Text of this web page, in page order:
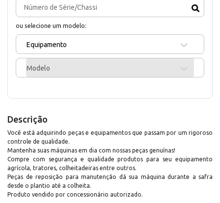
ou selecione um modelo:
Equipamento
Modelo
Descrição
Você está adquirindo peças e equipamentos que passam por um rigoroso
controle de qualidade.
Mantenha suas máquinas em dia com nossas peças genuínas!
Compre com segurança e qualidade produtos para seu equipamento
agrícola, tratores, colheitadeiras entre outros.
Peças de reposição para manutenção dá sua máquina durante a safra
desde o plantio até a colheita.
Produto vendido por concessionário autorizado.